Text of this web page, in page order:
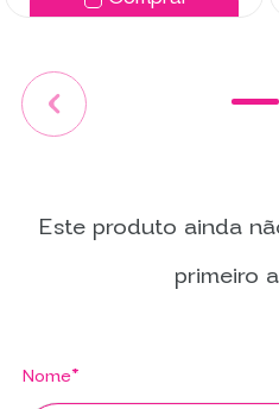
Este produto ainda
primeiro
Nome*